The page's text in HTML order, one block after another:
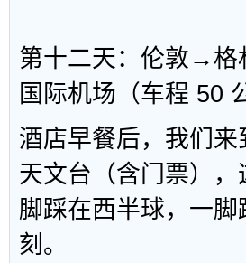
第十二天：伦敦→
国际机场（车程 50
酒店早餐后，我们
天文台（含门票）
脚踩在西半球，一
刻。